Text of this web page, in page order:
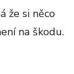
že si něco
na škodu.